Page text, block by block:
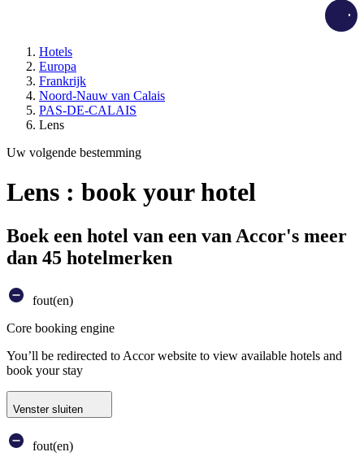
Hotels
Europa
Frankrijk
Noord-Nauw van Calais
PAS-DE-CALAIS
Lens
Uw volgende bestemming
Lens : book your hotel
Boek een hotel van een van Accor's meer
dan 45 hotelmerken
fout(en)
Core booking engine
You’ll be redirected to Accor website to view available hotels and
book your stay
Venster sluiten
fout(en)